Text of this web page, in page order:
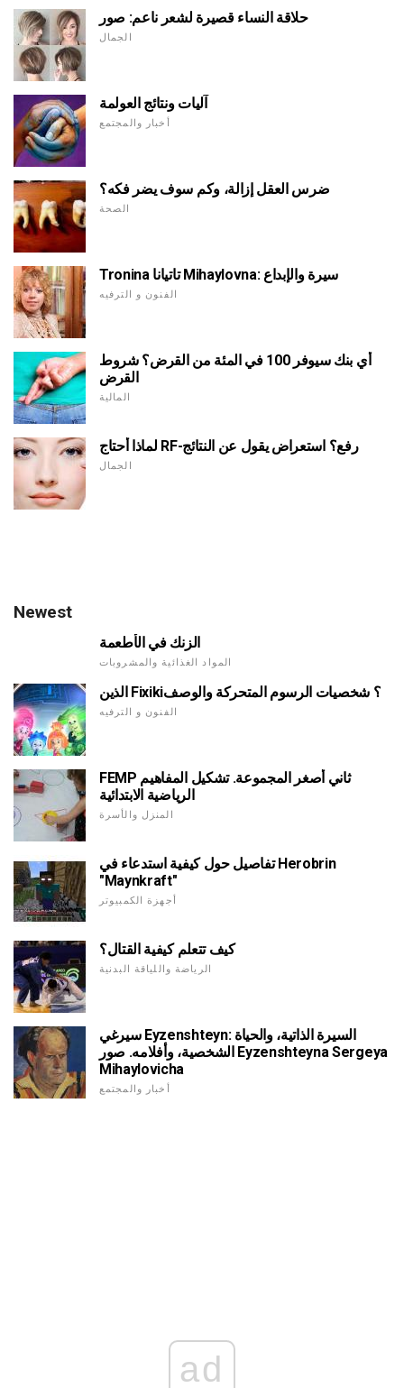
حلاقة النساء قصيرة لشعر ناعم: صور
الجمال
آليات ونتائج العولمة
أخبار والمجتمع
ضرس العقل إزالة، وكم سوف يضر فكه؟
الصحة
Tronina تاتيانا Mihaylovna: سيرة والإبداع
الفنون و الترفيه
أي بنك سيوفر 100 في المئة من القرض؟ شروط
القرض
المالية
لماذا أحتاج RF-رفع؟ استعراض يقول عن النتائج
الجمال
Newest
الزنك في الأطعمة
المواد الغذائية والمشروبات
الذين Fixiki؟ شخصيات الرسوم المتحركة والوصف
الفنون و الترفيه
FEMP ثاني أصغر المجموعة. تشكيل المفاهيم
الرياضية الابتدائية
المنزل والأسرة
تفاصيل حول كيفية استدعاء في Herobrin
"Maynkraft"
أجهزة الكمبيوتر
كيف تتعلم كيفية القتال؟
الرياضة واللياقة البدنية
سيرغي Eyzenshteyn: السيرة الذاتية، والحياة
الشخصية، وأفلامه. صور Eyzenshteyna Sergeya
Mihaylovicha
أخبار والمجتمع
ad